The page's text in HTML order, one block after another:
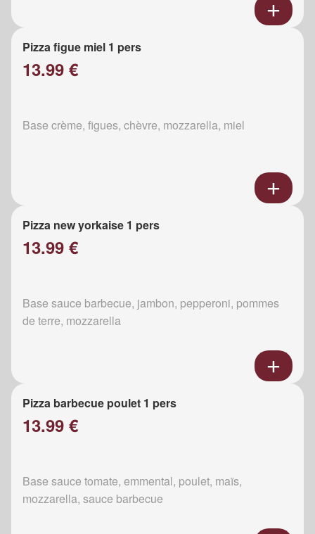
Pizza figue miel 1 pers
13.99 €
Base crème, figues, chèvre, mozzarella, miel
Pizza new yorkaise 1 pers
13.99 €
Base sauce barbecue, jambon, pepperoni, pommes
de terre, mozzarella
Pizza barbecue poulet 1 pers
13.99 €
Base sauce tomate, emmental, poulet, maïs,
mozzarella, sauce barbecue